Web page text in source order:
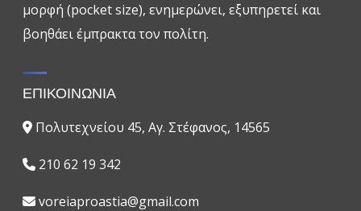
μορφή (pocket size), ενημερώνει, εξυπηρετεί και
βοηθάει έμπρακτα τον πολίτη.
ΕΠΙΚΟΙΝΩΝΙΑ
Πολυτεχνείου 45, Αγ. Στέφανος, 14565
210 62 19 342
voreiaproastia@gmail.com